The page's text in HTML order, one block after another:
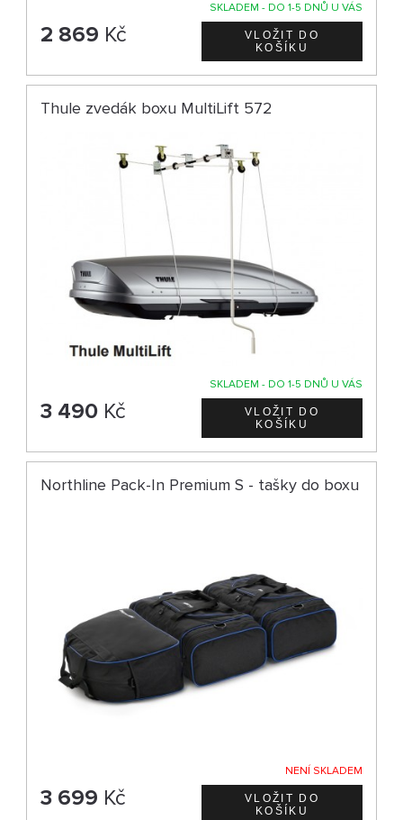
SKLADEM - DO 1-5 DNŮ U VÁS
2 869 Kč
Thule zvedák boxu MultiLift 572
SKLADEM - DO 1-5 DNŮ U VÁS
3 490 Kč
Northline Pack-In Premium S - tašky do boxu
NENÍ SKLADEM
3 699 Kč